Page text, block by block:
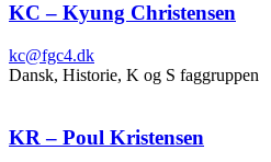
KC – Kyung Christensen
kc@fgc4.dk
Dansk, Historie, K og S faggruppen
KR – Poul Kristensen